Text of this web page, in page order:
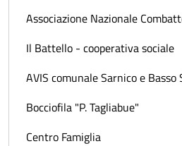
Associazione Nazionale
Il Battello - cooperativa sociale
AVIS comunale Sarnico e Basso
Bocciofila "P. Tagliabue"
Centro Famiglia